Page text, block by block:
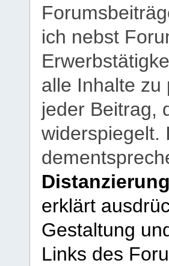
ich nebst
alle Inhalte zu
jeder Beitrag,
widerspiegelt.
erklärt
Gestaltung
Links des